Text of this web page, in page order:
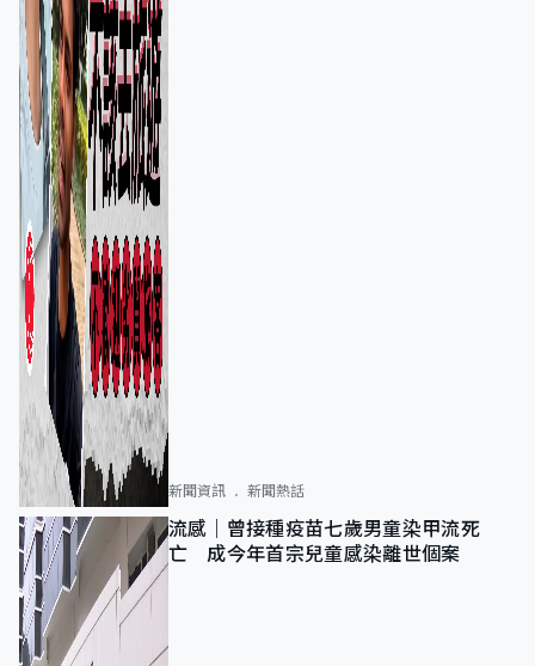
新聞資訊 新聞熱話
流感｜曾接種疫苗七歲男童染甲流死
亡 成今年首宗兒童感染離世個案